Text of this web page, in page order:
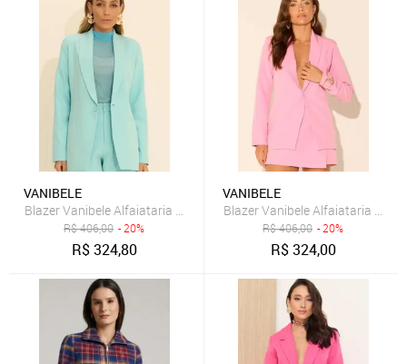
VANIBELE
Blazer Vanibele Alfaiataria Azul
R$406,00 - 20%
R$324,80
VANIBELE
Blazer Vanibele Alfaiataria Rosa
R$406,00 - 20%
R$324,00